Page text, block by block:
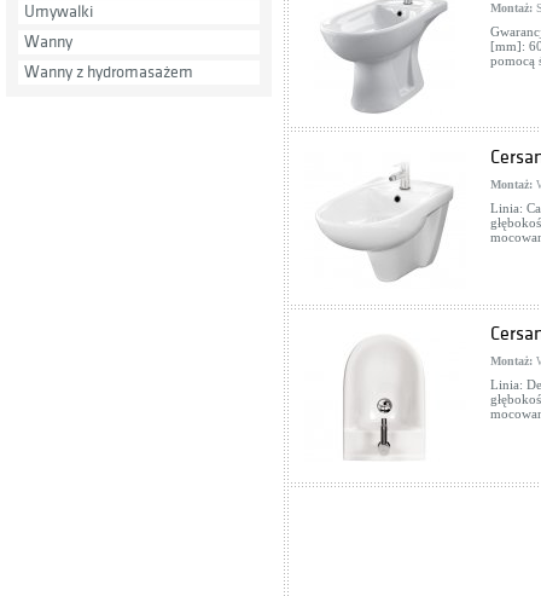
Umywalki
Wanny
Wanny z hydromasażem
Montaż:
[mm]:
pomocą
Montaż:
Linia:
Montaż:
Linia: